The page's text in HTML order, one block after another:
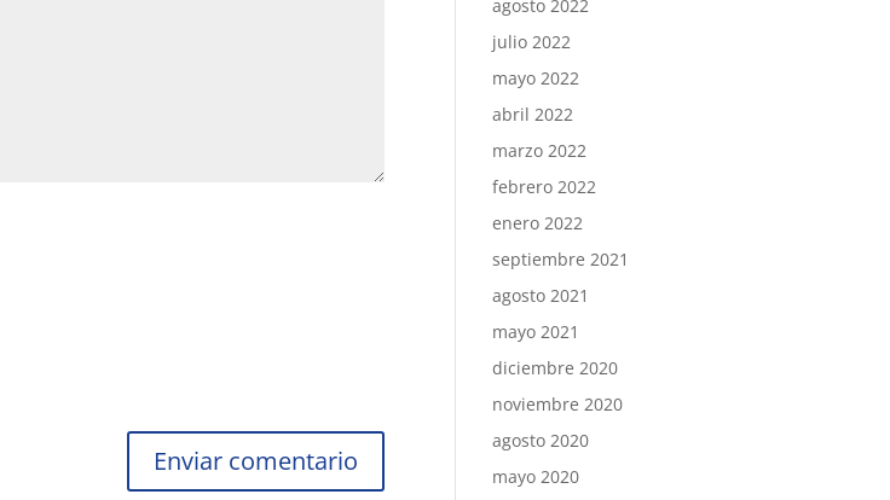
agosto 2022
julio 2022
mayo 2022
abril 2022
marzo 2022
febrero 2022
enero 2022
septiembre 2021
agosto 2021
mayo 2021
diciembre 2020
noviembre 2020
agosto 2020
mayo 2020